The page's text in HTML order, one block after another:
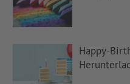
Happy-